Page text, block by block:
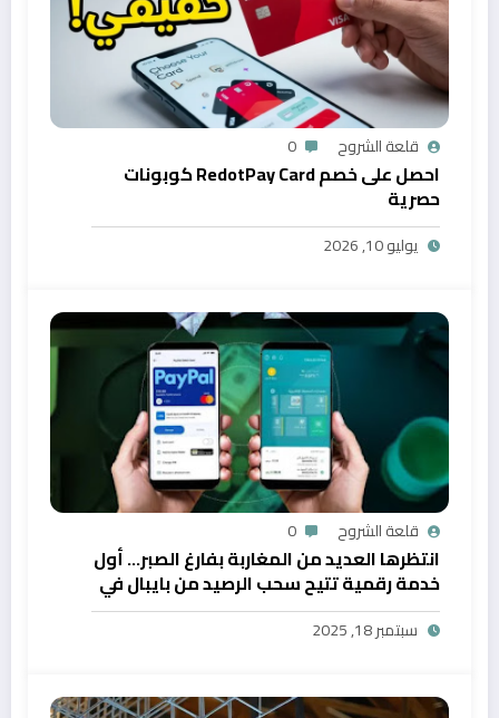
قلعة الشروح 0
احصل على خصم RedotPay Card كوبونات
حصرية
يوليو 10, 2026
قلعة الشروح 0
انتظرها العديد من المغاربة بفارغ الصبر… أول
خدمة رقمية تتيح سحب الرصيد من بايبال في
المغرب
سبتمبر 18, 2025